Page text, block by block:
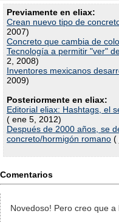
Previamente en eliax:
Crean nuevo tipo de
2007)
Concreto que cambia de
Tecnología a permitir "ver"
2, 2008)
Inventores mexicanos
2009)
Posteriormente en eliax:
Editorial eliax: Hashtags, el
( ene 5, 2012)
Después de 2000 años, se
concreto/hormigón romano (
Comentarios
Novedoso! Pero creo que